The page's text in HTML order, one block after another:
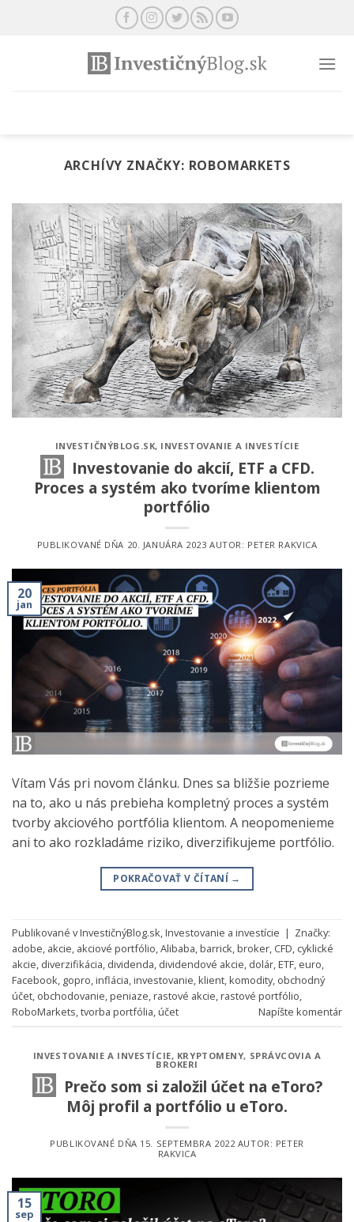
ARCHÍVY ZNAČKY: ROBOMARKETS
INVESTIČNÝBLOG.SK, INVESTOVANIE A INVESTÍCIE
Investovanie do akcií, ETF a CFD.
Proces a systém ako tvoríme klientom
portfólio
PUBLIKOVANÉ DŇA 20. JANUÁRA 2023 AUTOR: PETER RAKVICA
20
jan
Vítam Vás pri novom článku. Dnes sa bližšie pozrieme
na to, ako u nás prebieha kompletný proces a systém
tvorby akciového portfólia klientom. A neopomenieme
ani to ako rozkladáme riziko, diverzifikujeme portfólio.
POKRAČOVAŤ V ČÍTANÍ →
Publikované vInvestičnýBlog.sk,Investovanie a investície | Značky:
adobe, akcie, akciové portfólio,Alibaba,barrick,broker, CFD, cyklické
akcie, diverzifikácia, dividenda, dividendové akcie, dolár,ETF, euro,
Facebook, gopro,inflácia,investovanie,klient,komodity, obchodný
účet, obchodovanie,peniaze,rastové akcie,rastové portfólio,
RoboMarkets,tvorba portfólia,účet Napíšte komentár
INVESTOVANIE A INVESTÍCIE, KRYPTOMENY, SPRÁVCOVIA A
BROKERI
Prečo som si založil účet na eToro?
Môj profil a portfólio u eToro.
PUBLIKOVANÉ DŇA 15. SEPTEMBRA 2022AUTOR: PETER
RAKVICA
15
sep